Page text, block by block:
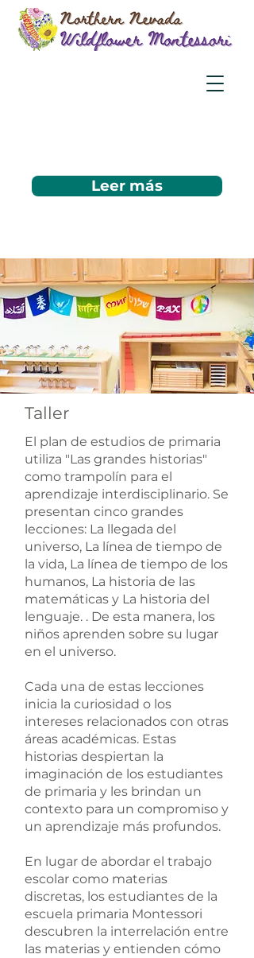
Leer más
Taller
El plan de estudios de primaria
utiliza "Las grandes historias"
como trampolín para el
aprendizaje interdisciplinario. Se
presentan cinco grandes
lecciones: La llegada del
universo, La línea de tiempo de
la vida, La línea de tiempo de los
humanos, La historia de las
matemáticas y La historia del
lenguaje. . De esta manera, los
niños aprenden sobre su lugar
en el universo.
Cada una de estas lecciones
inicia la curiosidad o los
intereses relacionados con otras
áreas académicas. Estas
historias despiertan la
imaginación de los estudiantes
de primaria y les brindan un
contexto para un compromiso y
un aprendizaje más profundos.
En lugar de abordar el trabajo
escolar como materias
discretas, los estudiantes de la
escuela primaria Montessori
descubren la interrelación entre
las materias y entienden cómo